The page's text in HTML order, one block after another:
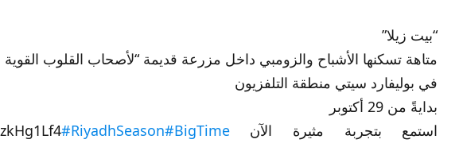
“بيت زيلا” ‍
متاهة تسكنها الأشباح والزومبي داخل مزرعة قديمة “لأصحاب القلوب
في بوليفارد سيتي منطقة التلفزيون
بدايةً من 29 أكتوبر
استمع بتجربة مثيرة الآن https://t.co/t4zkHg1Lf4
#RiyadhSeason#BigTime